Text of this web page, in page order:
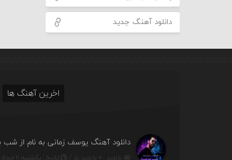
دانلود آهنگ جدید
اخرین آهنگ ها
بازدید : ۰ بازدید بار / تاریخ : یکشنبه ۱۱ مرداد ۱۴۰۵